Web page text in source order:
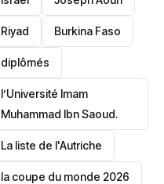
Riyad Burkina Faso
diplômés
l’Université Imam
Muhammad Ibn Saoud.
‎La liste de l'Autriche
la coupe du monde 2026